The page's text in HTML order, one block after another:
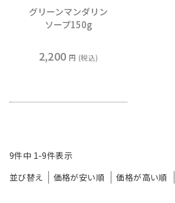
グリーンマンダリン
ソープ150g
2,200 税込
並び替え 価格が安い順 価格が高い順
9件中 1-9件表示